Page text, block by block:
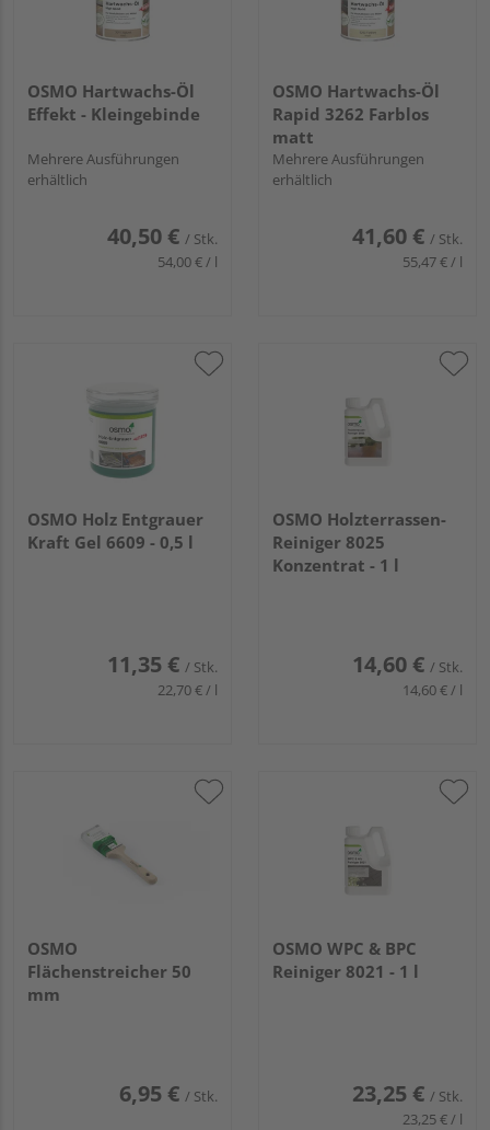
OSMO Hartwachs-Öl
Effekt - Kleingebinde
Mehrere Ausführungen
erhältlich
40,50 € / Stk.
54,00 € / l
OSMO Hartwachs-Öl
Rapid 3262 Farblos
matt
Mehrere Ausführungen
erhältlich
41,60 € / Stk.
55,47 € / l
OSMO Holz Entgrauer
Kraft Gel 6609 - 0,5 l
11,35 € / Stk.
22,70 € / l
OSMO Holzterrassen-
Reiniger 8025
Konzentrat - 1 l
14,60 € / Stk.
14,60 € / l
OSMO
Flächenstreicher 50
mm
6,95 € / Stk.
OSMO WPC & BPC
Reiniger 8021 - 1 l
23,25 € / Stk.
23,25 € / l